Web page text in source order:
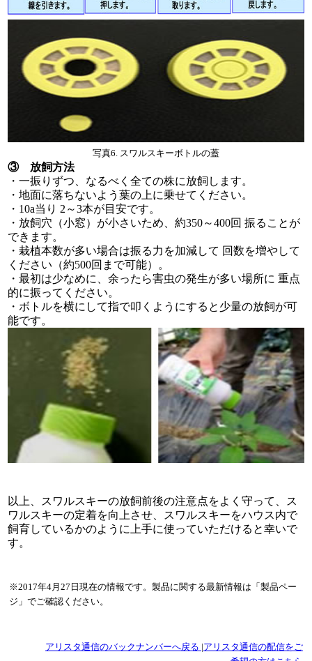
写真6. スワルスキーボトルの蓋
③ 放飼方法
・一振りずつ、なるべく全ての株に放飼します。
・地面に落ちないよう葉の上に乗せてください。
・10a当り 2～3本が目安です。
・放飼穴（小窓）が小さいため、約350～400回 振ることが
できます。
・栽植本数が多い場合は振る力を加減して 回数を増やして
ください（約500回まで可能）。
・最初は少なめに、余ったら害虫の発生が多い場所に 重点
的に振ってください。
・ボトルを横にして指で叩くようにすると少量の放飼が可
能です。
以上、スワルスキーの放飼前後の注意点をよく守って、ス
ワルスキーの定着を向上させ、スワルスキーをハウス内で
飼育しているかのように上手に使っていただけると幸いで
す。
※2017年4月27日現在の情報です。製品に関する最新情報は「製品ペー
ジ」でご確認ください。
アリスタ通信のバックナンバーへ戻る |アリスタ通信の配信をご